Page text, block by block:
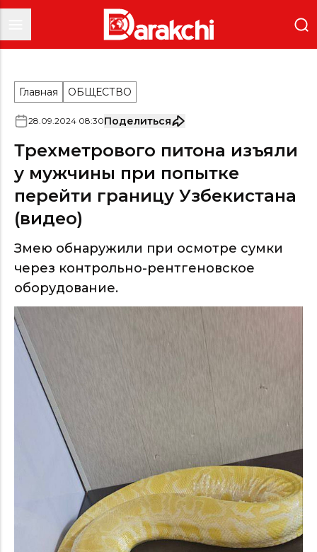
Главная ОБЩЕСТВО
28.09.2024 08:30Поделиться
Трехметрового питона изъяли
у мужчины при попытке
перейти границу Узбекистана
(видео)
Змею обнаружили при осмотре сумки
через контрольно-рентгеновское
оборудование.